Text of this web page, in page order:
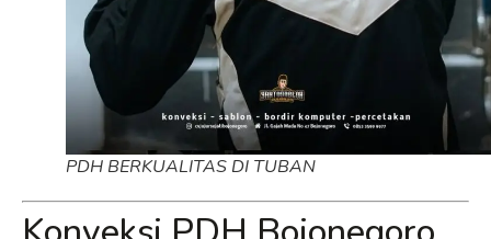
PDH BERKUALITAS DI TUBAN